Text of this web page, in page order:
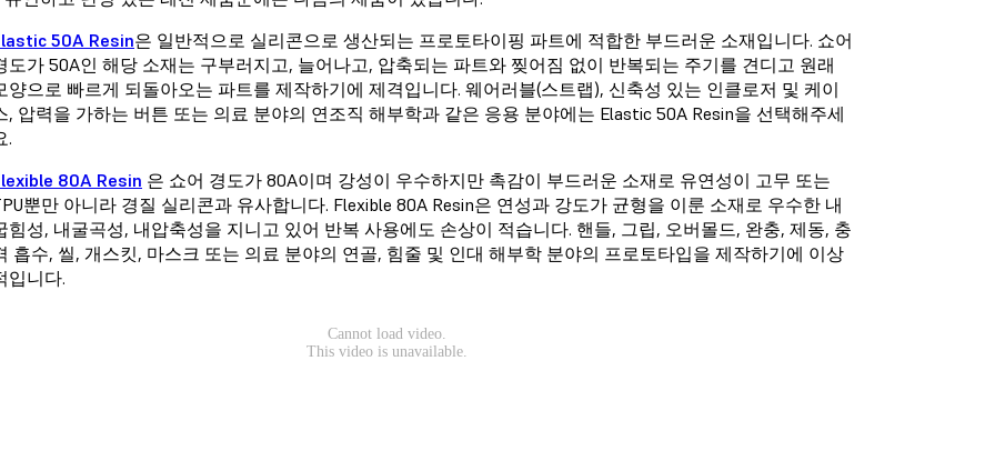
50A Resin은 일반적으로 실리콘으로 생산되는 프로토타이핑 파트에 적합한 부드러운 소재입니다. 쇼어
도가 50A인 해당 소재는 구부러지고, 늘어나고, 압축되는 파트와 찢어짐 없이 반복되는 주기를 견디고 원래
양으로 빠르게 되돌아오는 파트를 제작하기에 제격입니다. 웨어러블(스트랩), 신축성 있는 인클로저 및 케이
, 압력을 가하는 버튼 또는 의료 분야의 연조직 해부학과 같은 응용 분야에는 Elastic 50A Resin을 선택해주세
.
80A Resin 은 쇼어 경도가 80A이며 강성이 우수하지만 촉감이 부드러운 소재로 유연성이 고무 또는
뿐만 아니라 경질 실리콘과 유사합니다. Flexible 80A Resin은 연성과 강도가 균형을 이룬 소재로 우수한 내
힘성, 내굴곡성, 내압축성을 지니고 있어 반복 사용에도 손상이 적습니다. 핸들, 그립, 오버몰드, 완충, 제동, 충
흡수, 씰, 개스킷, 마스크 또는 의료 분야의 연골, 힘줄 및 인대 해부학 분야의 프로토타입을 제작하기에 이상
입니다.